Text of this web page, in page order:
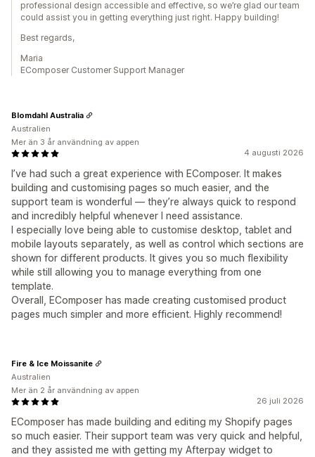
professional design accessible and effective, so we’re glad our team
could assist you in getting everything just right. Happy building!
Best regards,
Maria
EComposer Customer Support Manager
4 augusti 2026
I’ve had such a great experience with EComposer. It makes
building and customising pages so much easier, and the
support team is wonderful — they’re always quick to respond
and incredibly helpful whenever I need assistance.
I especially love being able to customise desktop, tablet and
mobile layouts separately, as well as control which sections are
shown for different products. It gives you so much flexibility
while still allowing you to manage everything from one
template.
Overall, EComposer has made creating customised product
pages much simpler and more efficient. Highly recommend!
Blomdahl Australia
Australien
Mer än 3 år användning av appen
26 juli 2026
EComposer has made building and editing my Shopify pages
so much easier. Their support team was very quick and helpful,
and they assisted me with getting my Afterpay widget to
Fire & Ice Moissanite
Australien
Mer än 2 år användning av appen